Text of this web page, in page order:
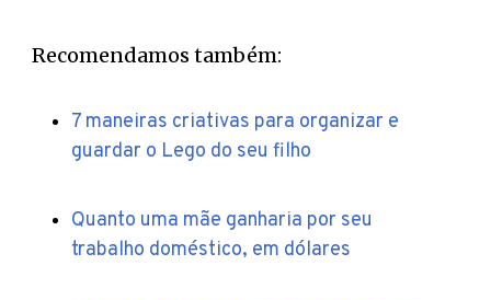
Recomendamos também:
7 maneiras criativas para organizar e
guardar o Lego do seu filho
Quanto uma mãe ganharia por seu
trabalho doméstico, em dólares